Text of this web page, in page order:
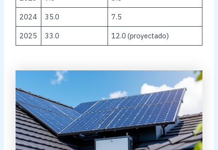
2024 35.0 7.5
2025 33.0 12.0 (proyectado)